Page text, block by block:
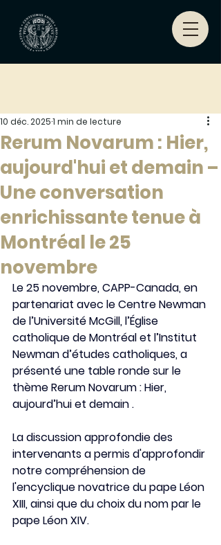
Rerum Novarum : Hier,
aujourd'hui et demain –
Une conversation
enrichissante tenue à
Montréal le 25
novembre
10 déc. 20251 min de lecture
Le 25 novembre, CAPP-Canada, en
partenariat avec le Centre Newman
de l’Université McGill, l’Église
catholique de Montréal et l’Institut
Newman d’études catholiques, a
présenté une table ronde sur le
thèmeRerum Novarum : Hier,
aujourd’hui et demain.
La discussion approfondie des
intervenants a permis d'approfondir
notre compréhension de
l'encyclique novatrice du pape Léon
XIII, ainsi que du choix du nom par le
pape Léon XIV.